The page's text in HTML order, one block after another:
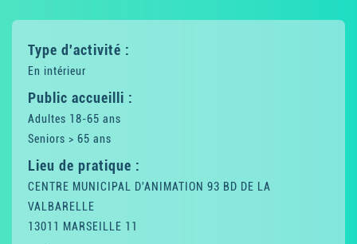
Type d'activité :
En intérieur
Public accueilli :
Adultes 18-65 ans
Seniors > 65 ans
Lieu de pratique :
CENTRE MUNICIPAL D'ANIMATION 93 BD DE LA
VALBARELLE
13011 MARSEILLE 11